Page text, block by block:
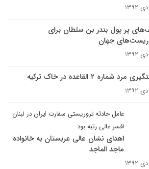
پر پول بندر بن سلطان برای
جهان
مرد شماره ۲ القاعده در خاک ترکیه
عامل حادثه تروریستی سفارت ایران در لبنان
افسر عالی رتبه بود
اهدای نشان عالی عربستان به خانواده
ماجد الماجد